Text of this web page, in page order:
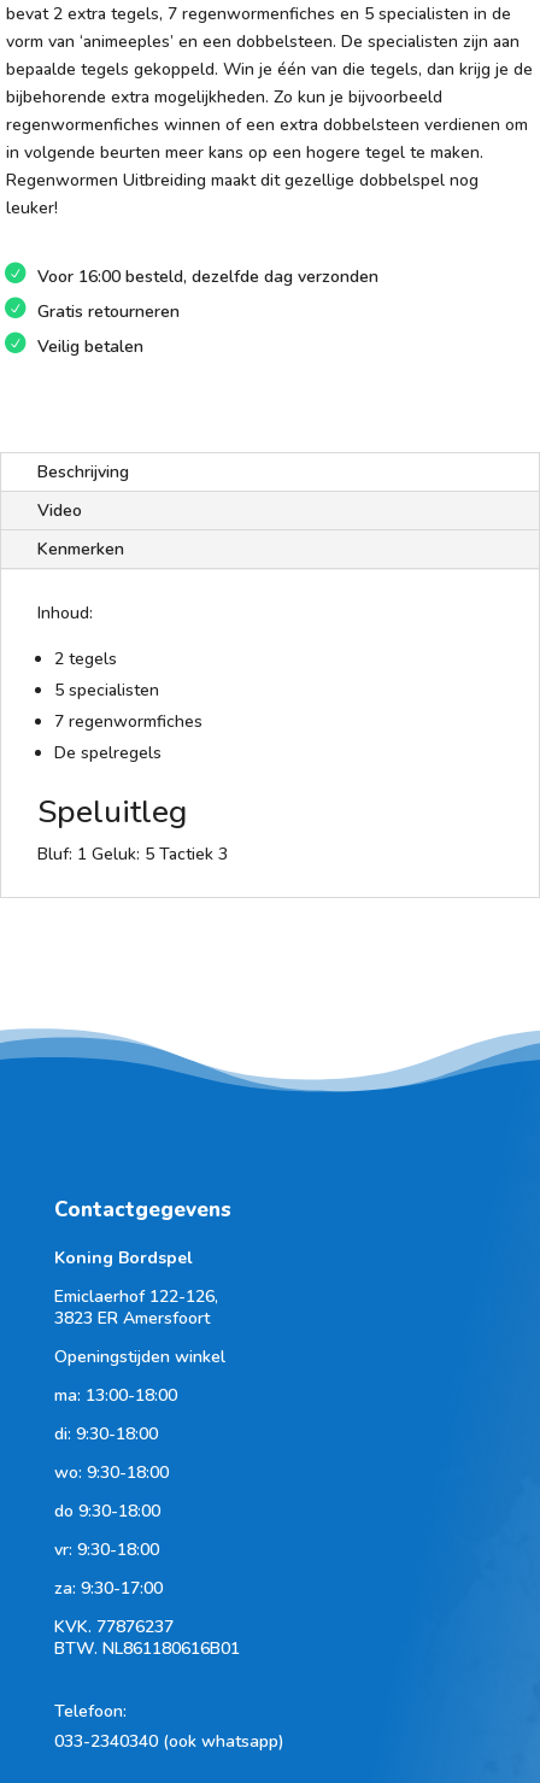
bevat 2 extra tegels, 7 regenwormenfiches en 5 specialisten in de
vorm van ‘animeeples’ en een dobbelsteen. De specialisten zijn aan
bepaalde tegels gekoppeld. Win je één van die tegels, dan krijg je de
bijbehorende extra mogelijkheden. Zo kun je bijvoorbeeld
regenwormenfiches winnen of een extra dobbelsteen verdienen om
in volgende beurten meer kans op een hogere tegel te maken.
Regenwormen Uitbreiding maakt dit gezellige dobbelspel nog
leuker!
Voor 16:00 besteld, dezelfde dag verzonden
Gratis retourneren
Veilig betalen
Beschrijving
Video
Kenmerken
Inhoud:
2 tegels
5 specialisten
7 regenwormfiches
De spelregels
Speluitleg
Bluf: 1 Geluk: 5 Tactiek 3
Contactgegevens
Koning Bordspel
Emiclaerhof 122-126,
3823 ER Amersfoort
Openingstijden winkel
ma: 13:00-18:00
di: 9:30-18:00
wo: 9:30-18:00
do 9:30-18:00
vr: 9:30-18:00
za: 9:30-17:00
KVK. 77876237
BTW. NL861180616B01
Telefoon:
033-2340340 (ook whatsapp)